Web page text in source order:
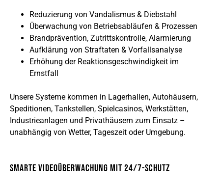
Reduzierung von Vandalismus & Diebstahl
Überwachung von Betriebsabläufen & Prozessen
Brandprävention, Zutrittskontrolle, Alarmierung
Aufklärung von Straftaten & Vorfallsanalyse
Erhöhung der Reaktionsgeschwindigkeit im
Ernstfall
Unsere Systeme kommen in Lagerhallen, Autohäusern,
Speditionen, Tankstellen, Spielcasinos, Werkstätten,
Industrieanlagen und Privathäusern zum Einsatz –
unabhängig von Wetter, Tageszeit oder Umgebung.
Smarte Videoüberwachung mit 24/7-Schutz